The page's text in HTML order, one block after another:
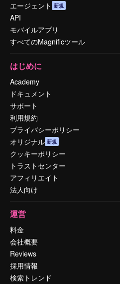
エージェント 新規
API
モバイルアプリ
すべてのMagnificツール
はじめに
Academy
ドキュメント
サポート
利用規約
プライバシーポリシー
オリジナル 新規
クッキーポリシー
トラストセンター
アフィリエイト
法人向け
運営
料金
会社概要
Reviews
採用情報
検索トレンド